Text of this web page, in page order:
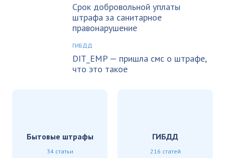
Срок добровольной уплаты
штрафа за санитарное
правонарушение
ГИБДД
DIT_EMP — пришла смс о штрафе,
что это такое
Бытовые штрафы
34 статьи
ГИБДД
216 статей